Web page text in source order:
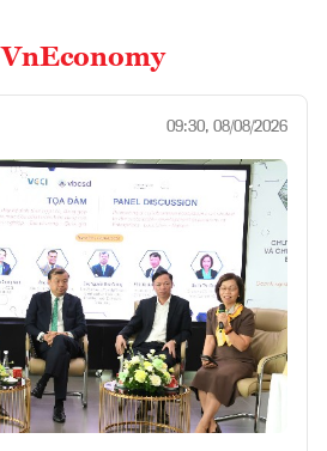
VnEconomy
09:30, 08/08/2026